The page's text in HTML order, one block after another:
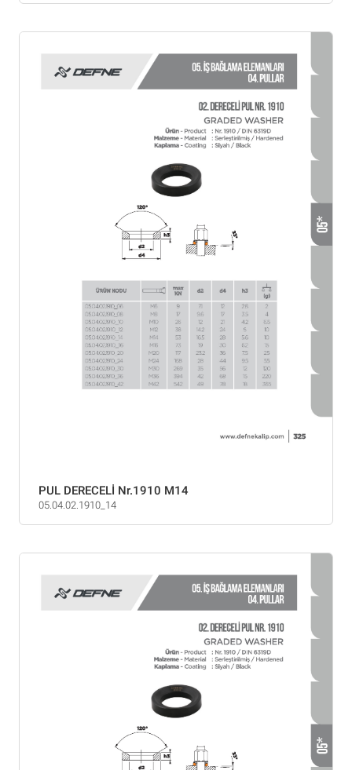
PUL DERECELİ Nr.1910 M14
05.04.02.1910_14